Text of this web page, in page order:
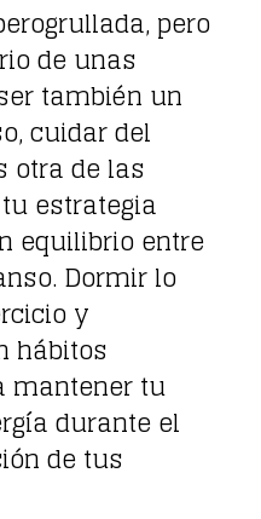
pero
de unas
también un
cuidar del
otra de las
estrategia
equilibrio entre
Dormir lo
y
hábitos
mantener tu
durante el
de tus